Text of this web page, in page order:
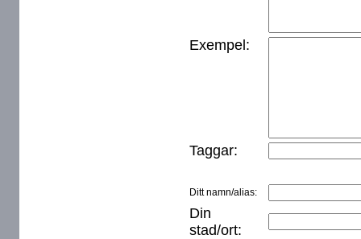
Exempel:
Taggar:
Ditt namn/alias:
Din
stad/ort: